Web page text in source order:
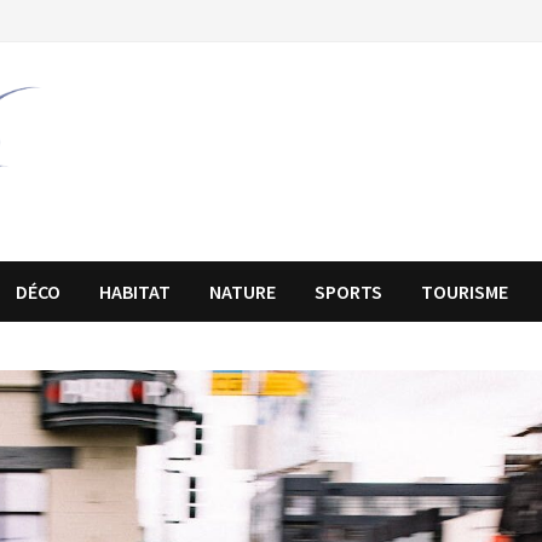
DÉCO HABITAT NATURE SPORTS TOURISME